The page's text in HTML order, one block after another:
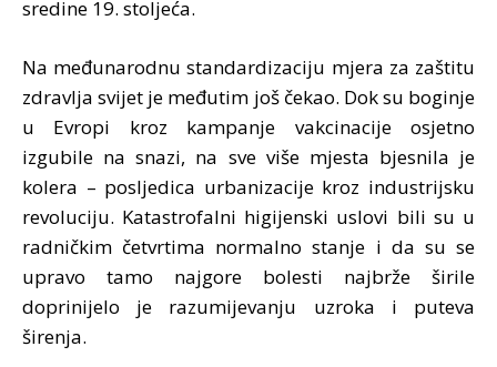
sredine 19. stoljeća.
Na međunarodnu standardizaciju mjera za zaštitu
zdravlja svijet je međutim još čekao. Dok su boginje
u Evropi kroz kampanje vakcinacije osjetno
izgubile na snazi, na sve više mjesta bjesnila je
kolera – posljedica urbanizacije kroz industrijsku
revoluciju. Katastrofalni higijenski uslovi bili su u
radničkim četvrtima normalno stanje i da su se
upravo tamo najgore bolesti najbrže širile
doprinijelo je razumijevanju uzroka i puteva
širenja.